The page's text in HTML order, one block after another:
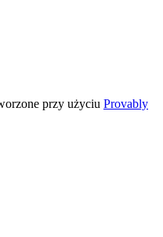
przy użyciu Provably